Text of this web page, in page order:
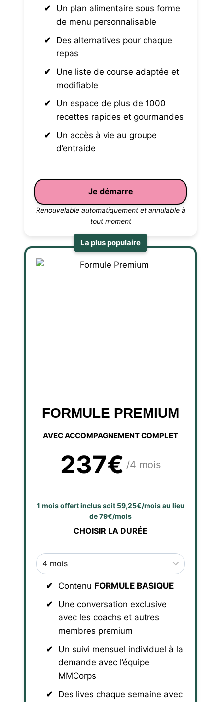
Un plan alimentaire sous forme
de menu personnalisable
Des alternatives pour chaque
repas
Une liste de course adaptée et
modifiable
Un espace de plus de 1000
recettes rapides et gourmandes
Un accès à vie au groupe
d’entraide
Je démarre
Renouvelable automatiquement et annulable à
tout moment
FORMULE PREMIUM
AVEC ACCOMPAGNEMENT COMPLET
237€ /4 mois
1 mois offert inclus soit 59,25€/mois au lieu
de 79€/mois
CHOISIR LA DURÉE
Contenu FORMULE BASIQUE
Une conversation exclusive
avec les coachs et autres
membres premium
Un suivi mensuel individuel à la
demande avec l’équipe
MMCorps
Des lives chaque semaine avec